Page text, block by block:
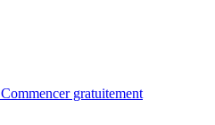
Commencer gratuitement